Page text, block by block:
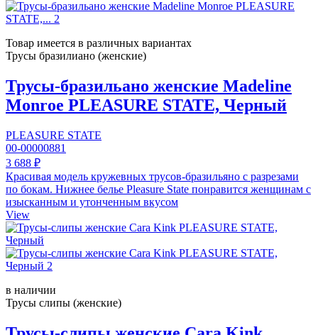
Товар имеется в различных вариантах
Трусы бразилиано (женские)
Трусы-бразильано женские Madeline
Monroe PLEASURE STATE, Черный
PLEASURE STATE
00-00000881
3 688 ₽
Красивая модель кружевных трусов-бразильяно с разрезами
по бокам. Нижнее белье Pleasure State понравится женщинам с
изысканным и утонченным вкусом
View
в наличии
Трусы слипы (женские)